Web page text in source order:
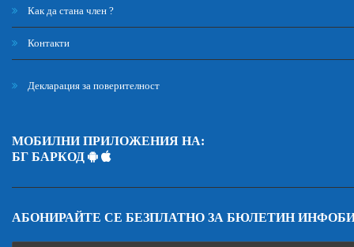
Как да стана член ?
Контакти
Декларация за поверителност
МОБИЛНИ ПРИЛОЖЕНИЯ НА:
БГ БАРКОД
АБОНИРАЙТЕ СЕ БЕЗПЛАТНО ЗА БЮЛЕТИН